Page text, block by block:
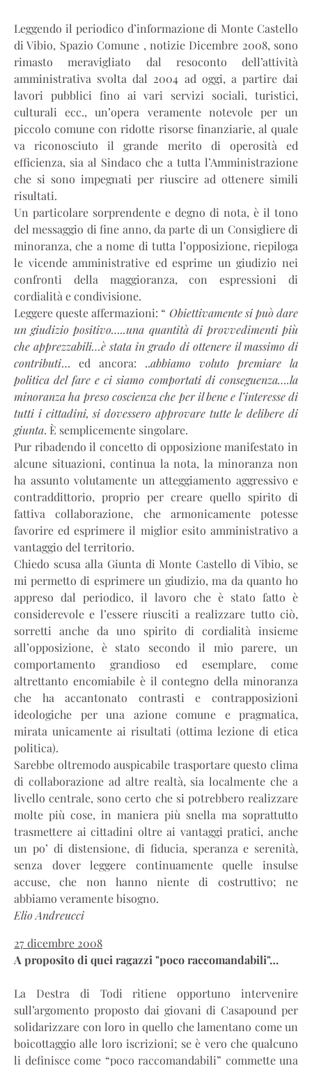
Leggendo il periodico d’informazione di Monte Castello
di Vibio, Spazio Comune , notizie Dicembre 2008, sono
rimasto meravigliato dal resoconto dell’attività
amministrativa svolta dal 2004 ad oggi, a partire dai
lavori pubblici fino ai vari servizi sociali, turistici,
culturali ecc., un’opera veramente notevole per un
piccolo comune con ridotte risorse finanziarie, al quale
va riconosciuto il grande merito di operosità ed
efficienza, sia al Sindaco che a tutta l’Amministrazione
che si sono impegnati per riuscire ad ottenere simili
risultati.
Un particolare sorprendente e degno di nota, è il tono
del messaggio di fine anno, da parte di un Consigliere di
minoranza, che a nome di tutta l’opposizione, riepiloga
le vicende amministrative ed esprime un giudizio nei
confronti della maggioranza, con espressioni di
cordialità e condivisione.
Leggere queste affermazioni: “ Obiettivamente si può dare
un giudizio positivo…..una quantità di provvedimenti più
che apprezzabili…è stata in grado di ottenere il massimo di
contributi… ed ancora: ..abbiamo voluto premiare la
politica del fare e ci siamo comportati di conseguenza….la
minoranza ha preso coscienza che per il bene e l’interesse di
tutti i cittadini, si dovessero approvare tutte le delibere di
giunta. È semplicemente singolare.
Pur ribadendo il concetto di opposizione manifestato in
alcune situazioni, continua la nota, la minoranza non
ha assunto volutamente un atteggiamento aggressivo e
contraddittorio, proprio per creare quello spirito di
fattiva collaborazione, che armonicamente potesse
favorire ed esprimere il miglior esito amministrativo a
vantaggio del territorio.
Chiedo scusa alla Giunta di Monte Castello di Vibio, se
mi permetto di esprimere un giudizio, ma da quanto ho
appreso dal periodico, il lavoro che è stato fatto è
considerevole e l’essere riusciti a realizzare tutto ciò,
sorretti anche da uno spirito di cordialità insieme
all’opposizione, è stato secondo il mio parere, un
comportamento grandioso ed esemplare, come
altrettanto encomiabile è il contegno della minoranza
che ha accantonato contrasti e contrapposizioni
ideologiche per una azione comune e pragmatica,
mirata unicamente ai risultati (ottima lezione di etica
politica).
Sarebbe oltremodo auspicabile trasportare questo clima
di collaborazione ad altre realtà, sia localmente che a
livello centrale, sono certo che si potrebbero realizzare
molte più cose, in maniera più snella ma soprattutto
trasmettere ai cittadini oltre ai vantaggi pratici, anche
un po’ di distensione, di fiducia, speranza e serenità,
senza dover leggere continuamente quelle insulse
accuse, che non hanno niente di costruttivo; ne
abbiamo veramente bisogno.
Elio Andreucci
27 dicembre 2008
A proposito di quei ragazzi "poco raccomandabili"…
La Destra di Todi ritiene opportuno intervenire
sull’argomento proposto dai giovani di Casapound per
solidarizzare con loro in quello che lamentano come un
boicottaggio alle loro iscrizioni; se è vero che qualcuno
li definisce come “poco raccomandabili” commette una